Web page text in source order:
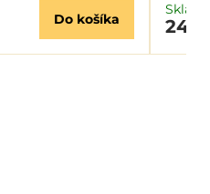
Do košíka